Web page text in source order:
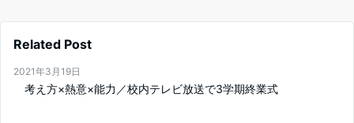
Related Post
2021年3月19日
考え方×熱意×能力／校内テレビ放送で3学期終業式